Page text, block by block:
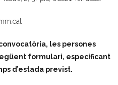
les persones
formulari, especificant
d’estada previst.